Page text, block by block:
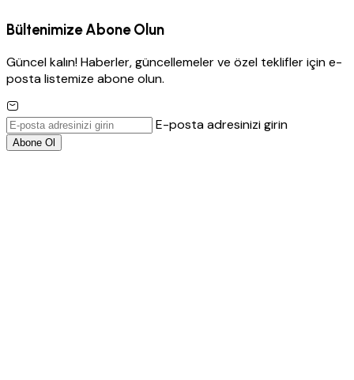
Bültenimize Abone Olun
Güncel kalın! Haberler, güncellemeler ve özel teklifler için e-
posta listemize abone olun.
E-posta adresinizi girin
Abone Ol